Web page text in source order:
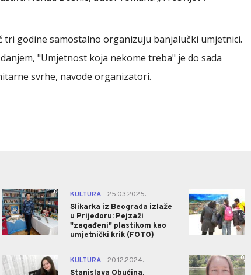
tri godine samostalno organizuju banjalučki umjetnici.
"Umjetnost koja nekome treba" je do sada
svrhe, navode organizatori.
0 KULTURA
25.03.2025.
Slikarka iz Beograda izlaže
u Prijedoru: Pejzaži
"zagađeni" plastikom kao
umjetnički krik (FOTO)
KULTURA
20.12.2024.
0